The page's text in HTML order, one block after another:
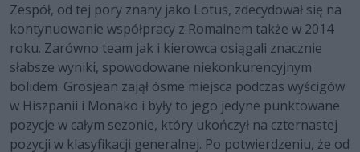
Zespół, od tej pory znany jako Lotus, zdecydował się na
kontynuowanie współpracy z Romainem także w 2014
roku. Zarówno team jak i kierowca osiągali znacznie
słabsze wyniki, spowodowane niekonkurencyjnym
bolidem. Grosjean zajął ósme miejsca podczas wyścigów
w Hiszpanii i Monako i były to jego jedyne punktowane
pozycje w całym sezonie, który ukończył na czternastej
pozycji w klasyfikacji generalnej. Po potwierdzeniu, że od